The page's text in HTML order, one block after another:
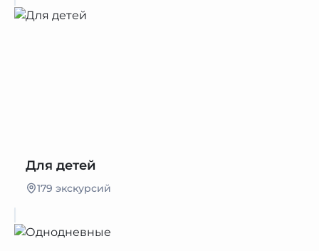
Для детей
179 экскурсий